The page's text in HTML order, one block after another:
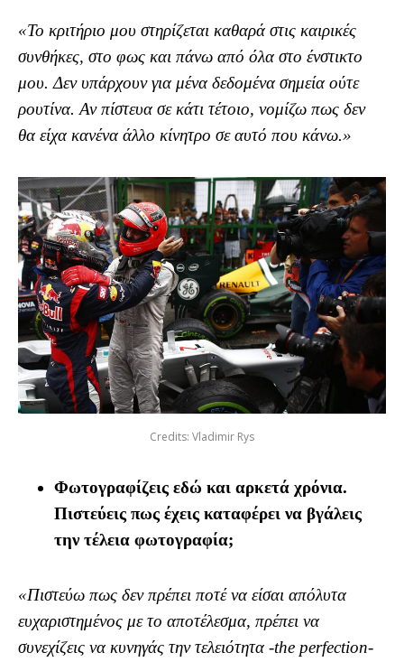
«Το κριτήριο μου στηρίζεται καθαρά στις καιρικές
συνθήκες, στο φως και πάνω από όλα στο ένστικτο
μου. Δεν υπάρχουν για μένα δεδομένα σημεία ούτε
ρουτίνα. Αν πίστευα σε κάτι τέτοιο, νομίζω πως δεν
θα είχα κανένα άλλο κίνητρο σε αυτό που κάνω.»
Credits: Vladimir Rys
Φωτογραφίζεις εδώ και αρκετά χρόνια.
Πιστεύεις πως έχεις καταφέρει να βγάλεις
την τέλεια φωτογραφία;
«Πιστεύω πως δεν πρέπει ποτέ να είσαι απόλυτα
ευχαριστημένος με το αποτέλεσμα, πρέπει να
συνεχίζεις να κυνηγάς την τελειότητα -the perfection-